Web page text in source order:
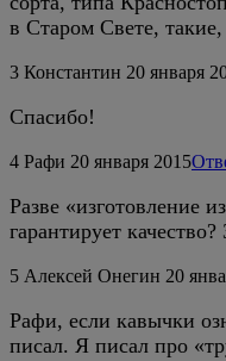
в Старом Свете,
3 Константин 20 января
Спасибо!
4 Рафи 20 января 2015
Разве «изготовление
гарантирует
5 Алексей Онегин 20
Рафи, если кавычки
писал. Я писал про